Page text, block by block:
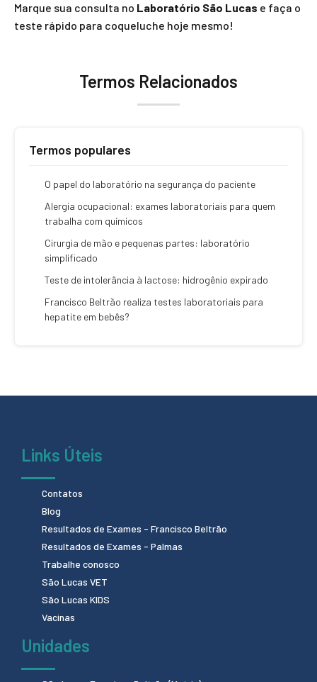
Marque sua consulta no Laboratório São Lucas e faça o
teste rápido para coqueluche hoje mesmo!
Termos Relacionados
Termos populares
O papel do laboratório na segurança do paciente
Alergia ocupacional: exames laboratoriais para quem
trabalha com químicos
Cirurgia de mão e pequenas partes: laboratório
simplificado
Teste de intolerância à lactose: hidrogênio expirado
Francisco Beltrão realiza testes laboratoriais para
hepatite em bebês?
Links Úteis
Contatos
Blog
Resultados de Exames - Francisco Beltrão
Resultados de Exames - Palmas
Trabalhe conosco
São Lucas VET
São Lucas KIDS
Vacinas
Unidades